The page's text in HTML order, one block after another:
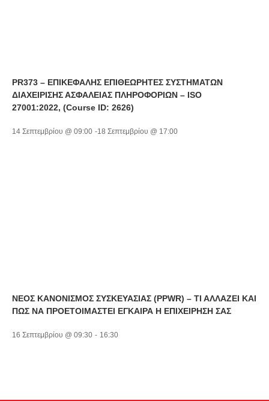
PR373 – ΕΠΙΚΕΦΑΛΗΣ ΕΠΙΘΕΩΡΗΤΕΣ ΣΥΣΤΗΜΑΤΩΝ
ΔΙΑΧΕΙΡΙΣΗΣ ΑΣΦΑΛΕΙΑΣ ΠΛΗΡΟΦΟΡΙΩΝ – ISO
27001:2022, (Course ID: 2626)
14 Σεπτεμβρίου @ 09:00 -18 Σεπτεμβρίου @ 17:00
ΝΕΟΣ ΚΑΝΟΝΙΣΜΟΣ ΣΥΣΚΕΥΑΣΙΑΣ (PPWR) – ΤΙ ΑΛΛΑΖΕΙ ΚΑΙ
ΠΩΣ ΝΑ ΠΡΟΕΤΟΙΜΑΣΤΕΙ ΕΓΚΑΙΡΑ Η ΕΠΙΧΕΙΡΗΣΗ ΣΑΣ
16 Σεπτεμβρίου @ 09:30 - 16:30